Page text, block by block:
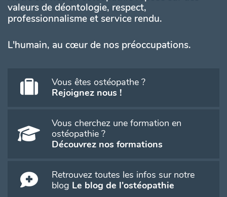
valeurs de déontologie, respect,
professionnalisme et service rendu.
L'humain, au cœur de nos préoccupations.
Vous êtes ostéopathe ?
Rejoignez nous !
Vous cherchez une formation en
ostéopathie ?
Découvrez nos formations
Retrouvez toutes les infos sur notre
blog Le blog de l'ostéopathie